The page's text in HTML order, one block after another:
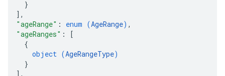
}
] ,
"ageRange" : enum (AgeRange) ,
"ageRanges" :
[
{
object (AgeRangeType)
}
] ,